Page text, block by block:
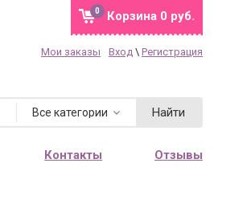
Корзина 0 руб.
0
Мои заказы Вход \ Регистрация
Все категории Найти
Контакты Отзывы